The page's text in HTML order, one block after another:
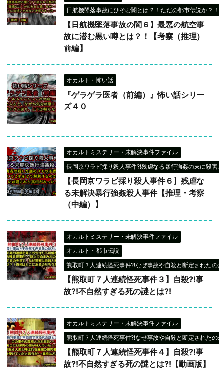
日航機墜落事故にひそむ闇とは？！ただの都市伝説か？
【日航機墜落事故の闇６】最悪の航空事
故に潜む黒い噂とは？！【考察（推理）
前編】
オカルト・怖い話
『ゲラゲラ医者（前編）』怖い話シリー
ズ４０
オカルトミステリー・未解決事件ファイル
長岡京ワラビ採り殺人事件?!残虐なる暴行強姦の末に殺
【長岡京ワラビ採り殺人事件６】残虐な
る未解決暴行強姦殺人事件【推理・考察
（中編）】
オカルトミステリー・未解決事件ファイル
オカルト・都市伝説
熊取町７人連続怪死事件?!なぜ事故や自殺と断定された
【熊取町７人連続怪死事件３】自殺?!事
故?!不自然すぎる死の謎とは?!
オカルトミステリー・未解決事件ファイル
熊取町７人連続怪死事件?!なぜ事故や自殺と断定された
【熊取町７人連続怪死事件４】自殺?!事
故?!不自然すぎる死の謎とは?!【動画版】